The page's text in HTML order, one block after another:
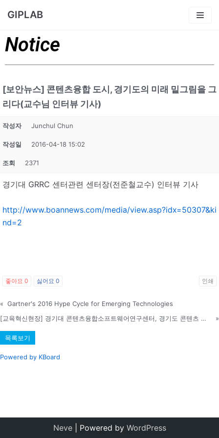
콘
츠
로
건
뛰
기
GIPLAB
Notice
[보안뉴스] 콘텐츠융합 도시, 경기도의 미래 밑그림을 그
리다(교수님 인터뷰 기사)
작성자 Junchul Chun
작성일 2016-04-18 15:02
조회 2371
경기대 GRRC 센터관련 센터장(전준철교수) 인터뷰 기사
http://www.boannews.com/media/view.asp?idx=50307&ki
nd=2
좋아요 0 싫어요 0 인쇄
« Gartner's 2016 Hype Cycle for Emerging Technologies
[교육혁신현장] 경기대 콘텐츠융합소프트웨어연구센터, 경기도 콘텐츠 융합허브로
»
목록보기
Powered by KBoard
Neve| Powered by WordPress